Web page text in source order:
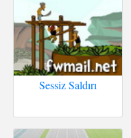
Sessiz Saldırı